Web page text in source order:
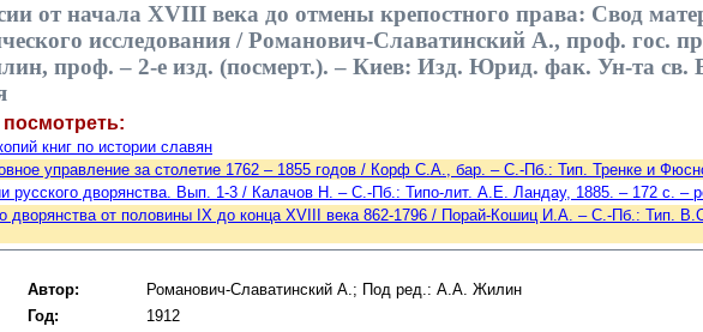
от начала XVIII века до отмены крепостного права: Свод
исследования / Романович-Славатинский А., проф. гос.
проф. – 2-е изд. (посмерт.). – Киев: Изд. Юрид. фак. Ун-та св.
книг по истории славян
управление за столетие 1762 – 1855 годов / Корф С.А., бар. – С.-Пб.: Тип. Тренке и
русского дворянства. Вып. 1-3 / Калачов Н. – С.-Пб.: Типо-лит. А.Е. Ландау, 1885. – 172 c. –
дворянства от половины IX до конца XVIII века 862-1796 / Порай-Кошиц И.А. – С.-Пб.: Тип.
Автор:
Романович-Славатинский А.; Под ред.: А.А. Жилин
Год:
1912